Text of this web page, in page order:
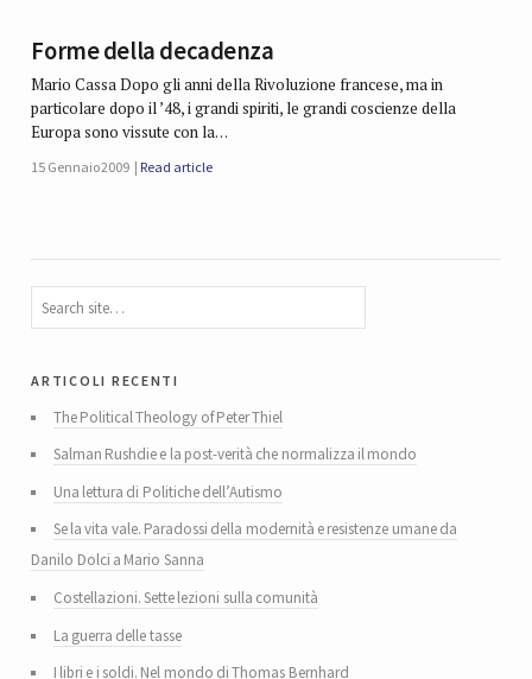
Forme della decadenza
Mario Cassa Dopo gli anni della Rivoluzione francese, ma in
particolare dopo il ’48, i grandi spiriti, le grandi coscienze della
Europa sono vissute con la…
15 Gennaio 2009 Read article
articoli recenti
The Political Theology of Peter Thiel
Salman Rushdie e la post-verità che normalizza il mondo
Una lettura di Politiche dell’Autismo
Se la vita vale. Paradossi della modernità e resistenze umane da
Danilo Dolci a Mario Sanna
Costellazioni. Sette lezioni sulla comunità
La guerra delle tasse
I libri e i soldi. Nel mondo di Thomas Bernhard